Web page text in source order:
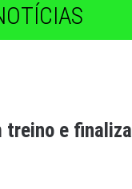
treino e finaliza